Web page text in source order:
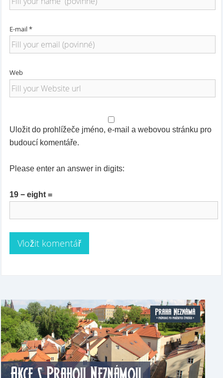
E-mail *
Web
Uložit do prohlížeče jméno, e-mail a webovou stránku pro
budoucí komentáře.
Please enter an answer in digits:
19 − eight =